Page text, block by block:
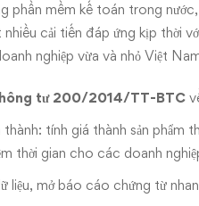
phần mềm kế toán trong
cải tiến đáp ứng kịp thời
nghiệp vừa và nhỏ Việt
hông tư 200/2014/TT-BTC
tính giá thành sản phẩm
thời gian cho các doanh
liệu, mở báo cáo chứng từ